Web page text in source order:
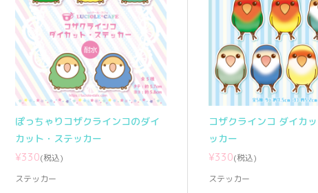
ぽっちゃりコザクラインコのダイ
カット・ステッカー
¥330(税込)
ステッカー
コザクラインコ ダイカ
ッカー
¥330(税込)
ステッカー